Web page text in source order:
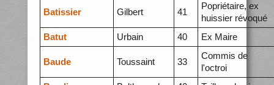
Batissier Gilbert 41
Popriétaire, ex
huissier révoqué
Batut
Urbain 40 Ex Maire
Baude Toussaint 33
Commis de
l'octroi